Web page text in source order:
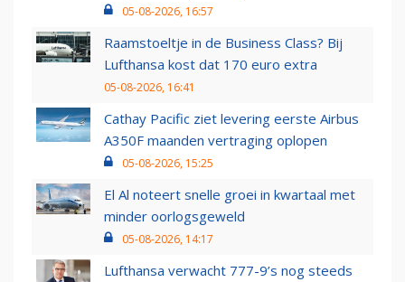
05-08-2026, 16:57
Raamstoeltje in de Business Class? Bij
Lufthansa kost dat 170 euro extra
05-08-2026, 16:41
Cathay Pacific ziet levering eerste Airbus
A350F maanden vertraging oplopen
05-08-2026, 15:25
El Al noteert snelle groei in kwartaal met
minder oorlogsgeweld
05-08-2026, 14:17
Lufthansa verwacht 777-9’s nog steeds